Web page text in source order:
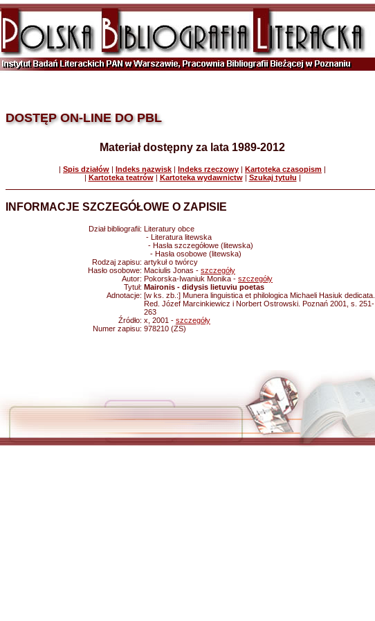
DOSTĘP ON-LINE DO PBL
Materiał dostępny za lata 1989-2012
| Spis działów | Indeks nazwisk | Indeks rzeczowy | Kartoteka czasopism |
| Kartoteka teatrów| Kartoteka wydawnictw| Szukaj tytułu |
INFORMACJE SZCZEGÓŁOWE O ZAPISIE
Dział bibliografii: Literatury obce
- Literatura litewska
- Hasła szczegółowe (litewska)
- Hasła osobowe (litewska)
Rodzaj zapisu: artykuł o twórcy
Hasło osobowe: Maciulis Jonas - szczegóły
Autor: Pokorska-Iwaniuk Monika - szczegóły
Tytuł: Maironis - didysis lietuviu poetas
Adnotacje: [w ks. zb.:] Munera linguistica et philologica Michaeli Hasiuk dedicata.
Red. Józef Marcinkiewicz i Norbert Ostrowski. Poznań 2001, s. 251-
263
Źródło: x, 2001 - szczegóły
Numer zapisu: 978210 (ZS)